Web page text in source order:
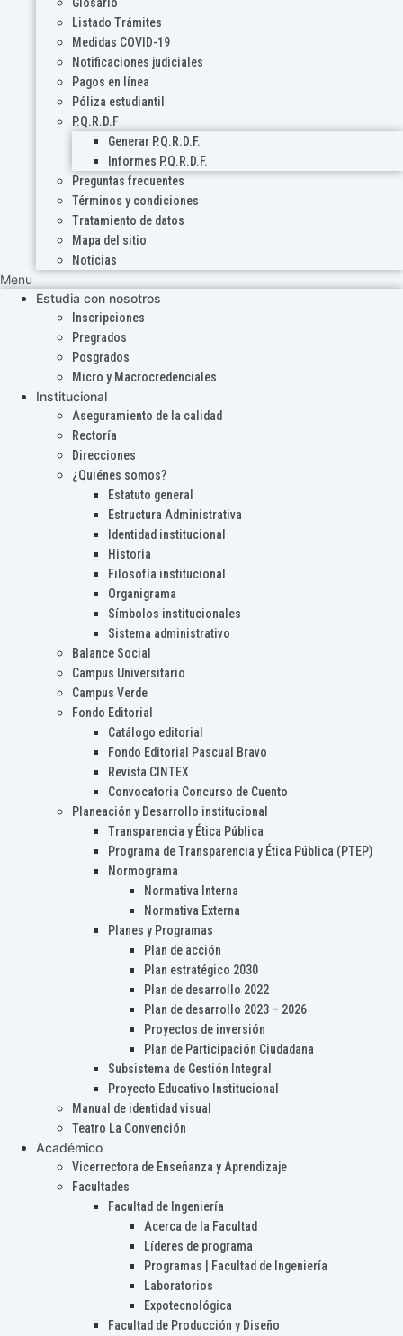
Glosario
Listado Trámites
Medidas COVID-19
Notificaciones judiciales
Pagos en línea
Póliza estudiantil
P.Q.R.D.F
Generar P.Q.R.D.F.
Informes P.Q.R.D.F.
Preguntas frecuentes
Términos y condiciones
Tratamiento de datos
Mapa del sitio
Noticias
Menu
Estudia con nosotros
Inscripciones
Pregrados
Posgrados
Micro y Macrocredenciales
Institucional
Aseguramiento de la calidad
Rectoría
Direcciones
¿Quiénes somos?
Estatuto general
Estructura Administrativa
Identidad institucional
Historia
Filosofía institucional
Organigrama
Símbolos institucionales
Sistema administrativo
Balance Social
Campus Universitario
Campus Verde
Fondo Editorial
Catálogo editorial
Fondo Editorial Pascual Bravo
Revista CINTEX
Convocatoria Concurso de Cuento
Planeación y Desarrollo institucional
Transparencia y Ética Pública
Programa de Transparencia y Ética Pública (PTEP)
Normograma
Normativa Interna
Normativa Externa
Planes y Programas
Plan de acción
Plan estratégico 2030
Plan de desarrollo 2022
Plan de desarrollo 2023 – 2026
Proyectos de inversión
Plan de Participación Ciudadana
Subsistema de Gestión Integral
Proyecto Educativo Institucional
Manual de identidad visual
Teatro La Convención
Académico
Vicerrectora de Enseñanza y Aprendizaje
Facultades
Facultad de Ingeniería
Acerca de la Facultad
Líderes de programa
Programas | Facultad de Ingeniería
Laboratorios
Expotecnológica
Facultad de Producción y Diseño